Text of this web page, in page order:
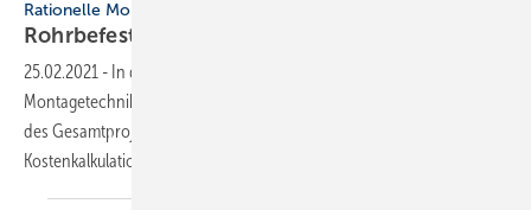
Rationelle Montagetechnik
Rohrbefestigungen: Einzelabhängung oder
25.02.2021 - In der Bauphase sind Baustellenorganisation und
Montagetechnik die entscheidenden Faktoren, die über den Ertrag
des Gesamtprojekts entscheiden. Dabei bildet die reine
Kostenkalkulation nur einen Ausschnitt des Gesamtbildes